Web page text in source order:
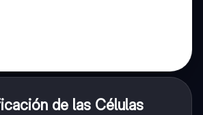
de las Células